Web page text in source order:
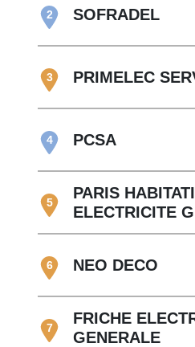
2 SOFRADEL
3 PRIMELEC
4 PCSA
5
PARIS
ELECTRICITE
6 NEO DECO
7
FRICHE
GENERALE